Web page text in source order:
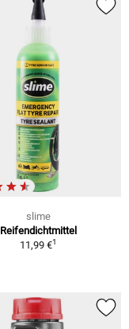
slime
Reifendichtmittel
11,99 €1